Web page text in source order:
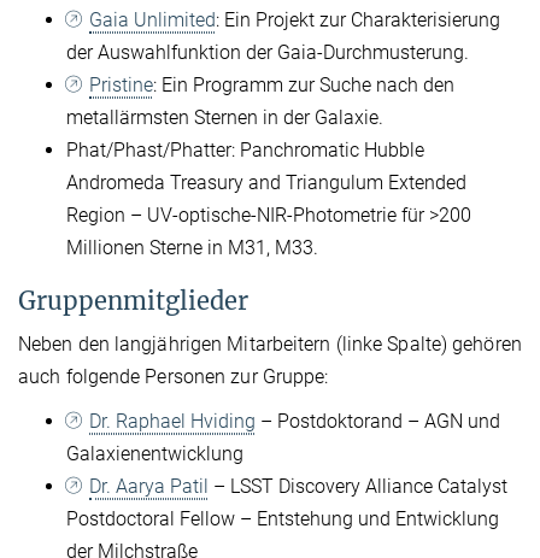
Gaia Unlimited: Ein Projekt zur Charakterisierung
der Auswahlfunktion der Gaia-Durchmusterung.
Pristine: Ein Programm zur Suche nach den
metallärmsten Sternen in der Galaxie.
Phat/Phast/Phatter: Panchromatic Hubble
Andromeda Treasury and Triangulum Extended
Region – UV-optische-NIR-Photometrie für >200
Millionen Sterne in M31, M33.
Gruppenmitglieder
Neben den langjährigen Mitarbeitern (linke Spalte) gehören
auch folgende Personen zur Gruppe:
Dr. Raphael Hviding – Postdoktorand – AGN und
Galaxienentwicklung
Dr. Aarya Patil – LSST Discovery Alliance Catalyst
Postdoctoral Fellow – Entstehung und Entwicklung
der Milchstraße